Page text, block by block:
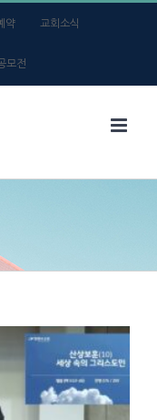
약 교회소식
모전